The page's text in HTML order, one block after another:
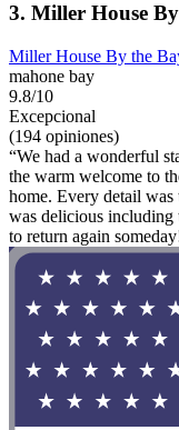
3. Miller House
Miller House By the
mahone bay
9.8/10
Excepcional
(194 opiniones)
“We had a wonderful
the warm welcome to
home. Every detail
was delicious including
to return again